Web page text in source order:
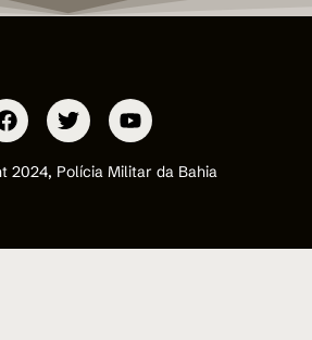
2024, Polícia Militar da Bahia